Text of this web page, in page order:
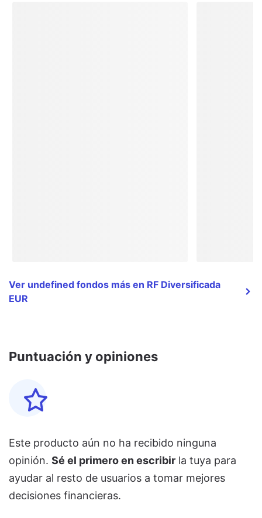
Ver undefined fondos más en RF Diversificada
EUR
Puntuación y opiniones
Este producto aún no ha recibido ninguna
opinión. Sé el primero en escribir la tuya para
ayudar al resto de usuarios a tomar mejores
decisiones financieras.